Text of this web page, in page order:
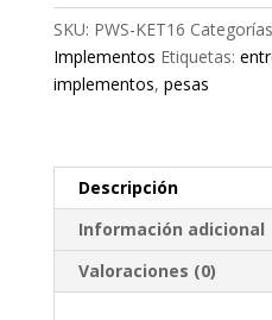
SKU: PWS-KET16
Implementos Etiquetas:
implementos, pesas
Descripción
Información adicional
Valoraciones (0)